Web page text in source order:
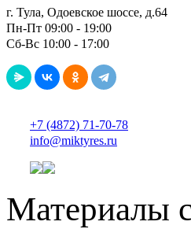
г. Тула, Одоевское шоссе, д.64
Пн-Пт 09:00 - 19:00
Сб-Вс 10:00 - 17:00
+7 (4872) 71-70-78
info@miktyres.ru
Материалы